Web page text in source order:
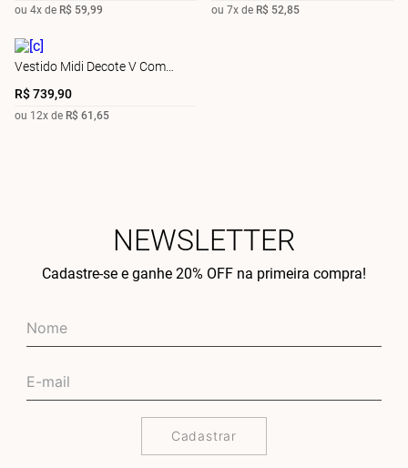
ou 4x de R$ 59,99 ou 7x de R$ 52,85
Vestido Midi Decote V Com
R$739,90
ou 12x de R$ 61 ,65
NEWSLETTER
Cadastre-se e ganhe 20% OFF na primeira compra!
Cadastrar